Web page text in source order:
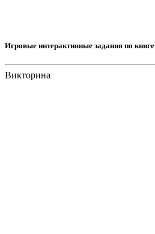
Игровые интерактивные задания по книге
Викторина